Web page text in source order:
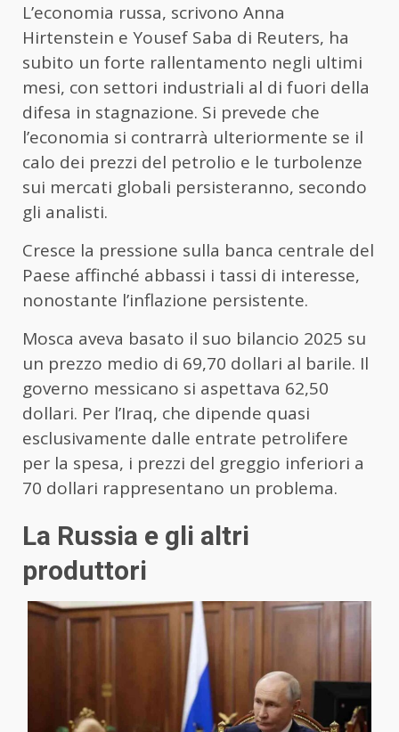
L’economia russa, scrivono Anna
Hirtenstein e Yousef Saba di Reuters, ha
subito un forte rallentamento negli ultimi
mesi, con settori industriali al di fuori della
difesa in stagnazione. Si prevede che
l’economia si contrarrà ulteriormente se il
calo dei prezzi del petrolio e le turbolenze
sui mercati globali persisteranno, secondo
gli analisti.
Cresce la pressione sulla banca centrale del
Paese affinché abbassi i tassi di interesse,
nonostante l’inflazione persistente.
Mosca aveva basato il suo bilancio 2025 su
un prezzo medio di 69,70 dollari al barile. Il
governo messicano si aspettava 62,50
dollari. Per l’Iraq, che dipende quasi
esclusivamente dalle entrate petrolifere
per la spesa, i prezzi del greggio inferiori a
70 dollari rappresentano un problema.
La Russia e gli altri
produttori